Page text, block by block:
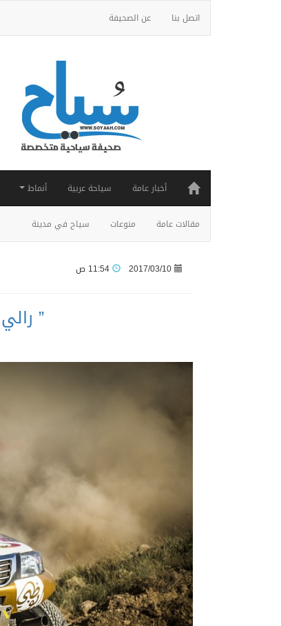
اتصل بنا عن الصحيفة
أخبار عامة سياحة عربية أنماط
مقالات عامة منوعات سياح في مدينة
2017/03/10
”